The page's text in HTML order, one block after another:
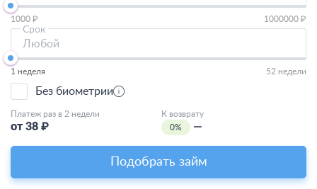
1000 ₽ 1000000 ₽
Любой
Срок
1 неделя 52 недели
Без биометрии
Платеж раз в 2 недели
от38 ₽
К возврату
0%
—
Подобрать займ
Кому доступен беспроцентный
займ в Владивостоке
Оформить денежную ссуду могут заемщики с
российским гражданством, постоянной или временной
пропиской в любом регионе России. Обязательно быть
трудоустроенным и получать зарплату. Подтверждать
данные о доходе не требуется.
Микрокредитные компании лояльно относятся к
клиентам с просрочками и непогашенными долгами.